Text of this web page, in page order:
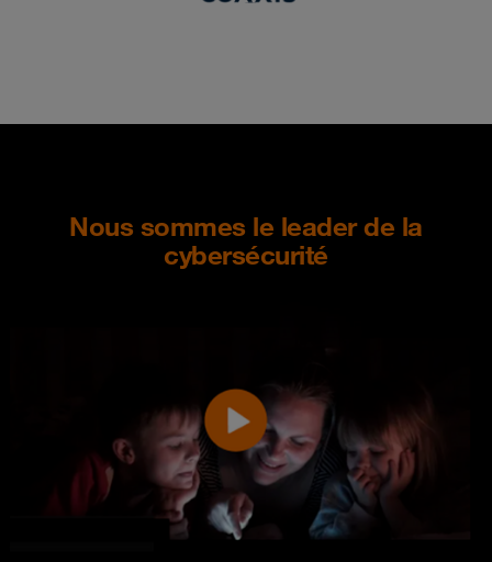
Nous sommes le leader de la
cybersécurité